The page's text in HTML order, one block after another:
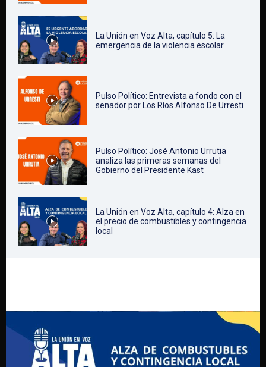
La Unión en Voz Alta, capítulo 5: La
emergencia de la violencia escolar
Pulso Político: Entrevista a fondo con el
senador por Los Ríos Alfonso De Urresti
Pulso Político: José Antonio Urrutia
analiza las primeras semanas del
Gobierno del Presidente Kast
La Unión en Voz Alta, capítulo 4: Alza en
el precio de combustibles y contingencia
local